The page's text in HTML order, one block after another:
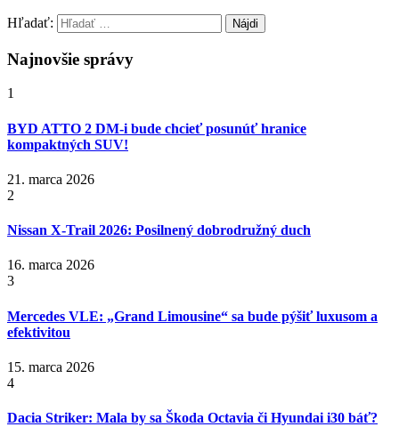
Hľadať:
Najnovšie správy
1
BYD ATTO 2 DM-i bude chcieť posunúť hranice
kompaktných SUV!
21. marca 2026
2
Nissan X‑Trail 2026: Posilnený dobrodružný duch
16. marca 2026
3
Mercedes VLE: „Grand Limousine“ sa bude pýšiť luxusom a
efektivitou
15. marca 2026
4
Dacia Striker: Mala by sa Škoda Octavia či Hyundai i30 báť?